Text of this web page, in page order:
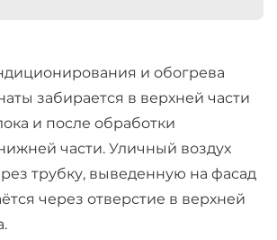
и обогрева
забирается в верхней части
и после обработки
части. Уличный воздух
трубку, выведенную на фасад
через отверстие в верхней